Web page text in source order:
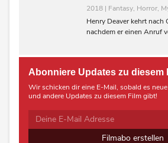
2018 | Fantasy, Horror,
Henry Deaver kehrt nach
nachdem er einen Anruf
Abonniere Updates zu diesem
Wir schicken dir eine E-Mail, sobald es
und andere Updates zu diesem Film gibt!
Filmabo erstellen